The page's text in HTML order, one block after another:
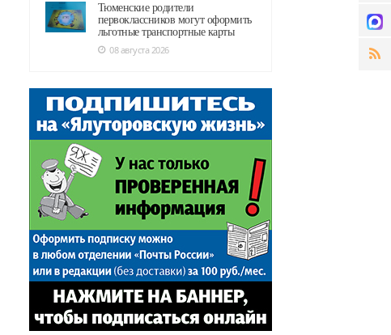
Тюменские родители
первоклассников могут оформить
льготные транспортные карты
08 августа 2026